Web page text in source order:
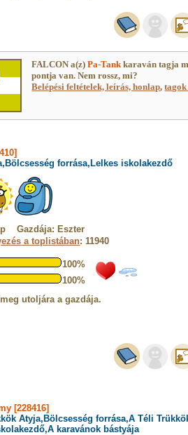
FALCON a(z)Pa-Tankkaraván tagja
pontja van. Nem rossz, mi?
Belépési feltételek, leírás, honlap,
forrása,Lelkes iskolakezdő
Gazdája: Eszter
a toplistában: 11940
100%
100%
utoljára a gazdája.
[228416]
Atyja,Bölcsesség forrása,A Téli
karavánok bástyája